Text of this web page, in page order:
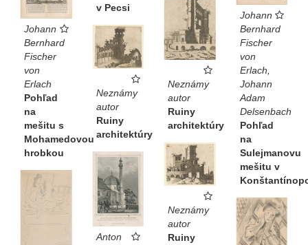
v Pecsi
Johann
Bernhard
Fischer
von
Erlach,
Johann
Adam
Delsenbach
Pohľad
na
Sulejmanovu
mešitu v
Johann
Bernhard
Fischer
von
Erlach
Pohľad
na
mešitu s
Mohamedovou
hrobkou
Neznámy
autor
Ruiny
architektúry
Neznámy
autor
Ruiny
architektúry
Neznámy
autor
Ruiny
Anton